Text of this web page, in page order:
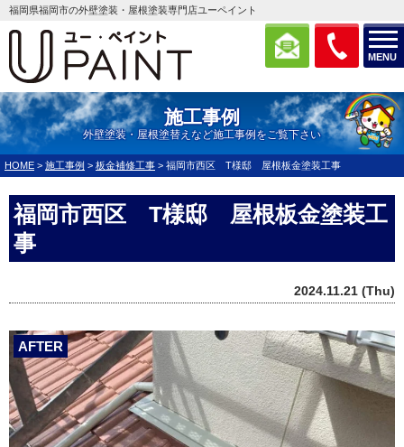
MENU
福岡県福岡市の外壁塗装・屋根塗装専門店ユーペイント
施工事例
外壁塗装・屋根塗替えなど施工事例をご覧下さい
HOME > 施工事例 > 板金補修工事 > 福岡市西区 T様邸 屋根板金塗装工事
福岡市西区 T様邸 屋根板金塗装工
事
2024.11.21 (Thu)
AFTER